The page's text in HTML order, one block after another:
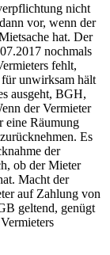
nicht
vor, wenn der
hat. Der
nochmals
fehlt,
unwirksam hält
ausgeht, BGH,
der Vermieter
eine Räumung
Es
der
ob der Mieter
Macht der
auf Zahlung von
geltend, genügt